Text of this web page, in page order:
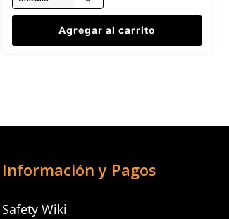
Agregar al carrito
Información y Pagos
Safety Wiki